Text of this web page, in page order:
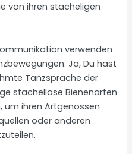
von ihren stacheligen
verwenden
Ja, Du hast
Tanzsprache der
stachellose Bienenarten
um ihren Artgenossen
oder anderen